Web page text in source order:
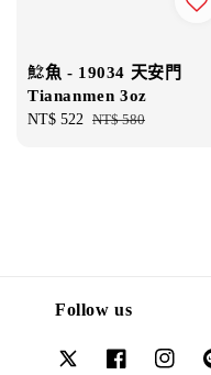
鯰魚 - 19034 天安門
Tiananmen 3oz
Sale
NT$ 522 Regular
NT$ 580
Follow us